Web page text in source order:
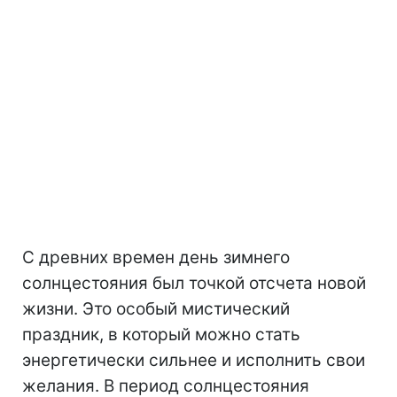
С древних времен день зимнего
солнцестояния был точкой отсчета новой
жизни. Это особый мистический
праздник, в который можно стать
энергетически сильнее и исполнить свои
желания. В период солнцестояния